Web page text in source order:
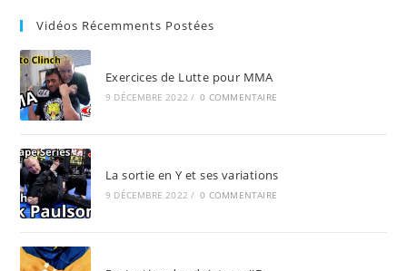
Vidéos Récemments Postées
Exercices de Lutte pour MMA
9 DÉCEMBRE 2022 / 0 COMMENTAIRE
La sortie en Y et ses variations
9 DÉCEMBRE 2022 / 0 COMMENTAIRE